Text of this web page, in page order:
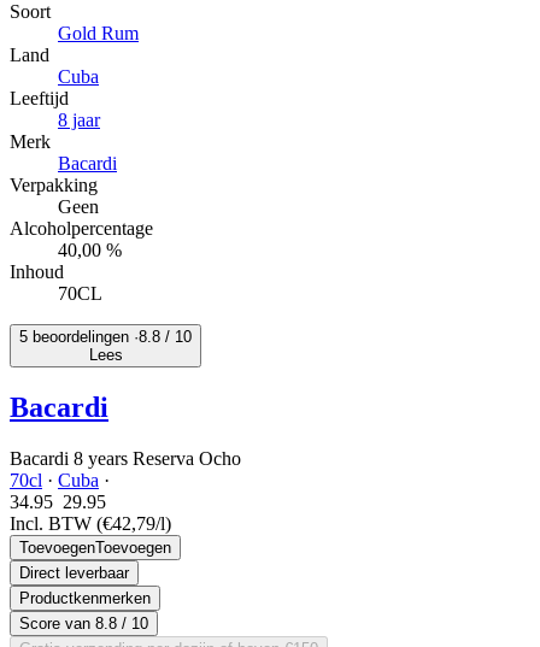
Soort
Gold Rum
Land
Cuba
Leeftijd
8 jaar
Merk
Bacardi
Verpakking
Geen
Alcoholpercentage
40,00 %
Inhoud
70CL
5 beoordelingen ·8.8 / 10
Lees
Bacardi
Bacardi 8 years Reserva Ocho
70cl · Cuba ·
34.95 29.95
Incl. BTW (€42,79/l)
ToevoegenToevoegen
Direct leverbaar
Productkenmerken
Score van 8.8 / 10